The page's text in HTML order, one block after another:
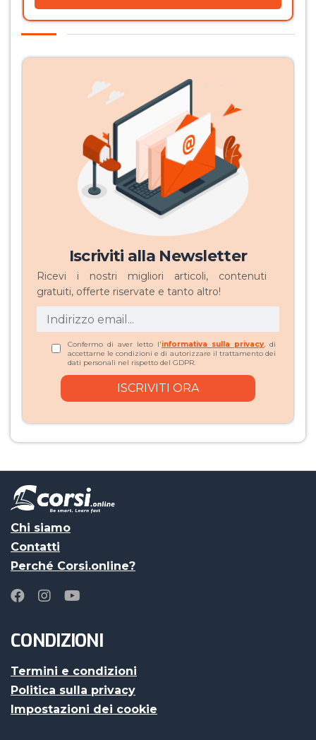
Iscriviti alla Newsletter
Ricevi i nostri migliori articoli, contenuti
gratuiti, offerte riservate e tanto altro!
Confermo di aver letto l'informativa sulla privacy, di
accettarne le condizioni e di autorizzare il trattamento dei
dati personali nel rispetto del GDPR.
Chi siamo
Contatti
Perché Corsi.online?
CONDIZIONI
Termini e condizioni
Politica sulla privacy
Impostazioni dei cookie